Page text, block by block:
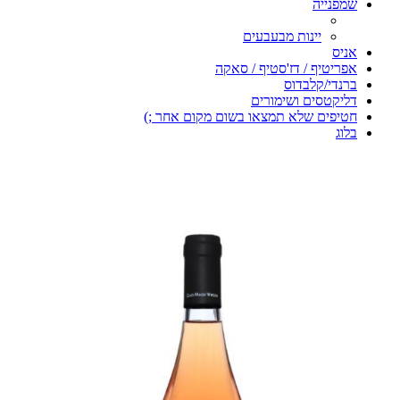
שמפנייה
יינות מבעבעים
אניס
אפריטיף / דז'סטיף / סאקה
ברנדי/קלבדוס
דליקטסים ושימורים
חטיפים שלא תמצאו בשום מקום אחר ;)
בלוג